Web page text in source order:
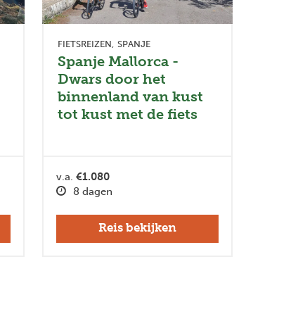
FIETSREIZEN SPANJE
Spanje Mallorca -
Dwars door het
binnenland van kust
tot kust met de fiets
v.a. €1.080
8 dagen
Reis bekijken